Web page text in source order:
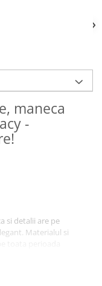
maneca
-
si detalii are pe
Materialul si
o pereche de jeans
zi!